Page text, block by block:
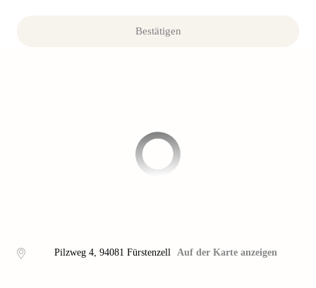
Bestätigen
Pilzweg 4, 94081 Fürstenzell Auf der Karte anzeigen